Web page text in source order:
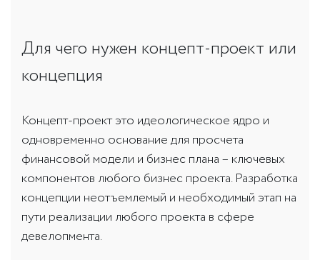
Для чего нужен концепт-проект или
концепция
Концепт-проект это идеологическое ядро и
одновременно основание для просчета
финансовой модели и бизнес плана – ключевых
компонентов любого бизнес проекта. Разработка
концепции неотъемлемый и необходимый этап на
пути реализации любого проекта в сфере
девелопмента.